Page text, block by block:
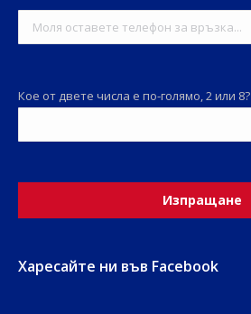
Кое от двете числа е по-голямо, 2 или 8?
Харесайте ни във Facebook